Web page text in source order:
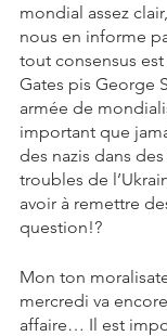
mondial assez
nous en informe
tout consensus
Gates pis George
armée de
important que
des nazis dans
troubles de
avoir à remettre
question!?
Mon ton
mercredi va
affaire… Il est